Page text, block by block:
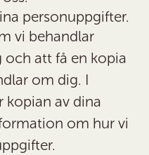
personuppgifter.
vi behandlar
att få en kopia
om dig. I
kopian av dina
om hur vi